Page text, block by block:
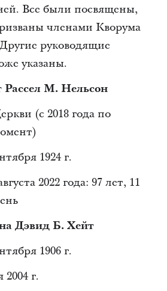
Все были посвящены,
членами Кворума
руководящие
указаны.
Рассел М. Нельсон
(с 2018 года по
1924 г.
2022 года: 97 лет, 11
Дэвид Б. Хейт
1906 г.
г.